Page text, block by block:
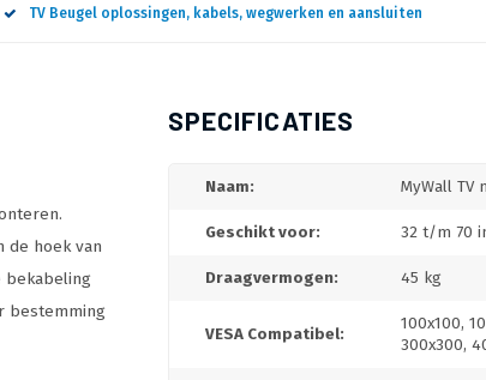
TV Beugel oplossingen, kabels, wegwerken en aansluiten
de hoek van
bekabeling
bestemming
SPECIFICATIES
Naam: MyWall TV
Geschikt voor: 32 t/m 70
Draagvermogen: 45 kg
VESA Compatibel:
100x100,
300x300,